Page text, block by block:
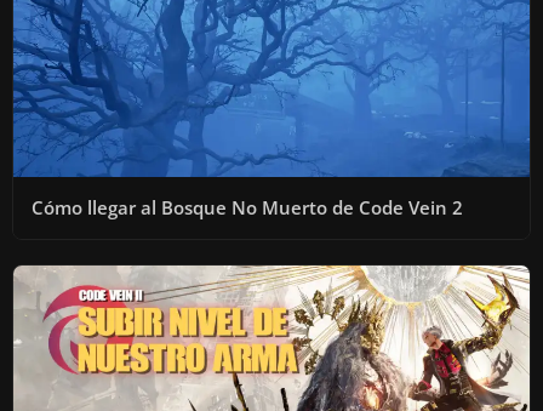
Cómo llegar al Bosque No Muerto de Code Vein 2